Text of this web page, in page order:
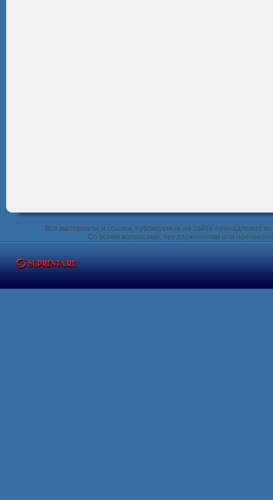
Все материалы и ссылки, публикуемые на сайте принадлежат
Со всеми вопросами, предложениями или